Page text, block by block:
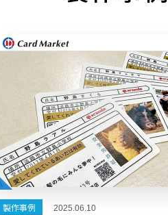
製作事例 2025.06.10